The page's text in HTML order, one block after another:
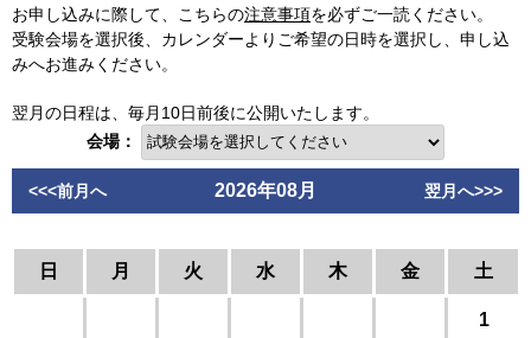
お申し込みに際して、こちらの注意事項を必ずご一読ください。
受験会場を選択後、カレンダーよりご希望の日時を選択し、申し込
みへお進みください。
翌月の日程は、毎月10日前後に公開いたします。
会場：
<<<前月へ 2026年08月 翌月へ>>>
日 月 火 水 木 金 土
1